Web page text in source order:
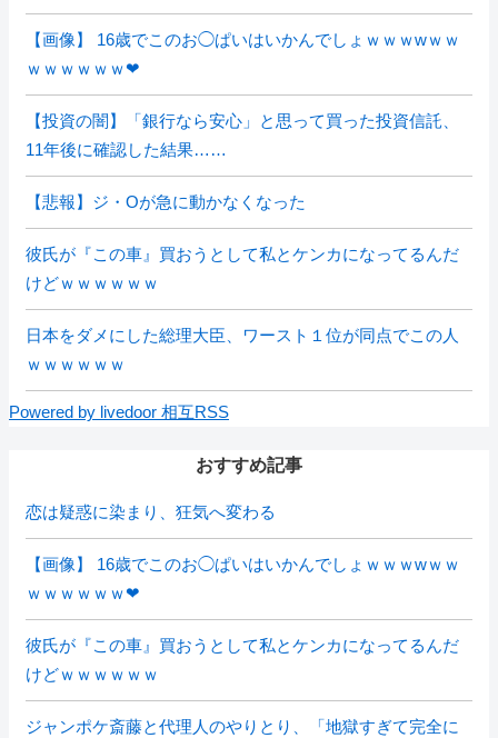
【画像】 16歳でこのお◯ぱいはいかんでしょｗｗｗwｗｗ
ｗｗｗｗｗｗ❤
【投資の闇】「銀行なら安心」と思って買った投資信託、
11年後に確認した結果……
【悲報】ジ・Oが急に動かなくなった
彼氏が『この車』買おうとして私とケンカになってるんだ
けどｗｗｗｗｗｗ
日本をダメにした総理大臣、ワースト１位が同点でこの人
ｗｗｗｗｗｗ
Powered by livedoor 相互RSS
おすすめ記事
恋は疑惑に染まり、狂気へ変わる
【画像】 16歳でこのお◯ぱいはいかんでしょｗｗｗwｗｗ
ｗｗｗｗｗｗ❤
彼氏が『この車』買おうとして私とケンカになってるんだ
けどｗｗｗｗｗｗ
ジャンポケ斎藤と代理人のやりとり、「地獄すぎて完全に